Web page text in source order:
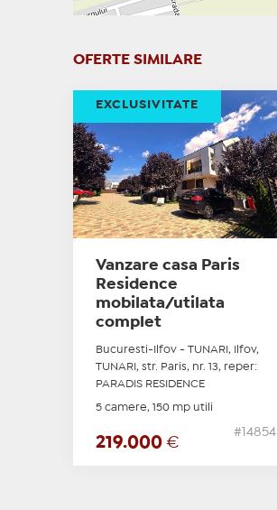
OFERTE SIMILARE
Vanzare casa Paris
Residence
mobilata/utilata
complet
Bucuresti-Ilfov - TUNARI, Ilfov,
TUNARI, str. Paris, nr. 13, reper:
PARADIS RESIDENCE
5 camere, 150 mp utili
219.000 €
#14854
EXCLUSIVITATE